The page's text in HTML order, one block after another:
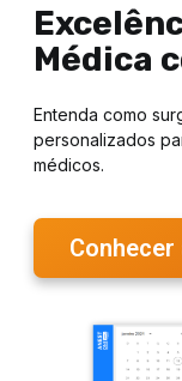
Médica
Entenda como
personalizados
médicos.
Conhecer